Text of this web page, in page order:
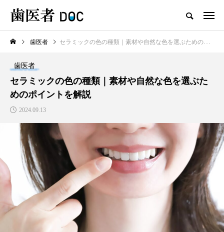
TOP
新着記事
歯医者
セラミックの歯の磨き方は普
通の歯と同じで大丈夫？正し
い磨き方や注意点、長持ちさ
歯医者 セラミックの色の種類｜素材や自然な色を選ぶためのポイントを解説
歯医者
セラミックの色の種類｜素材や自然な色を選ぶた
めのポイントを解説
2024.09.13